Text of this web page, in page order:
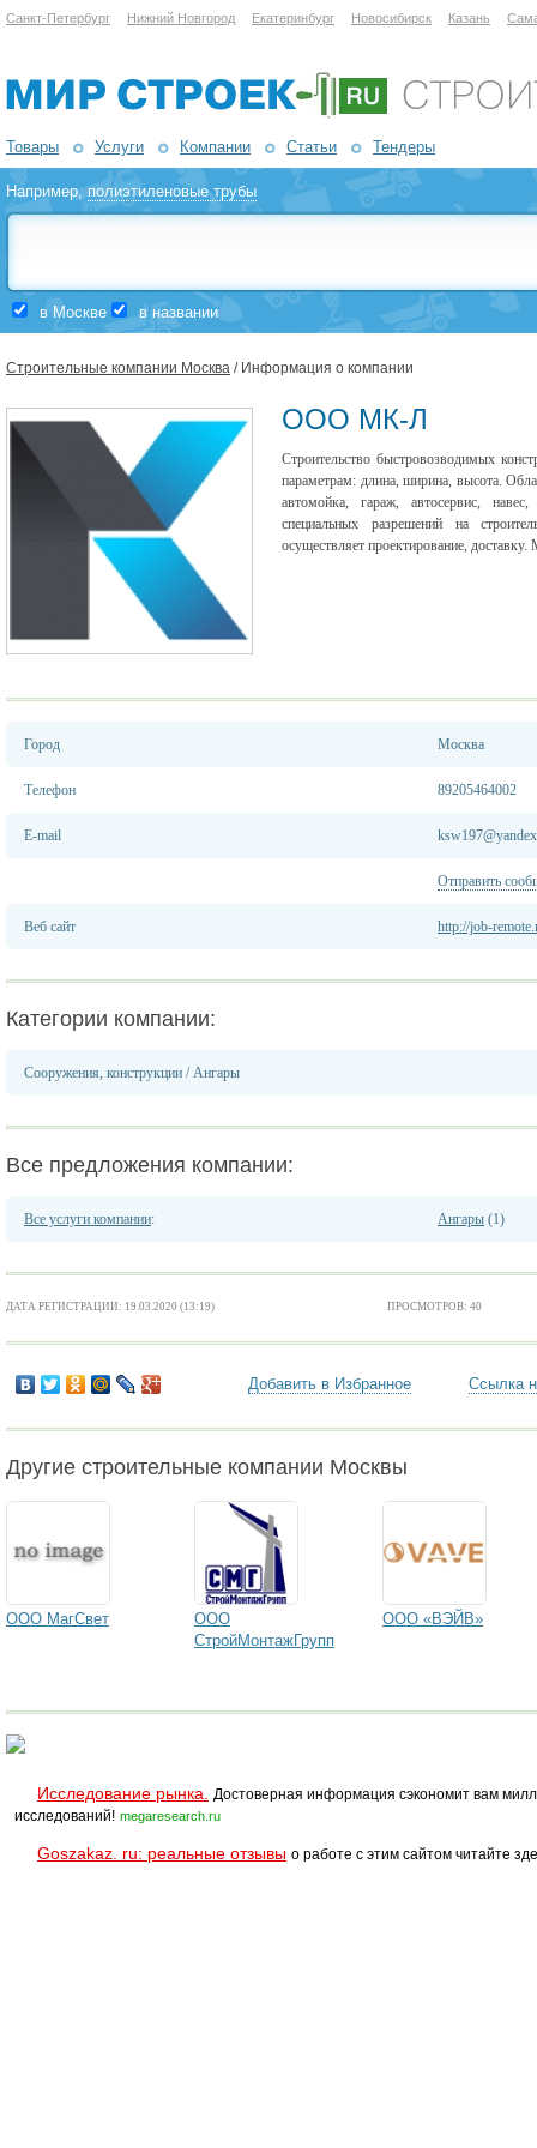
Санкт-Петербург Нижний Новгород Екатеринбург Новосибирск Казань
Товары Услуги Компании Статьи Тендеры
Например,полиэтиленовые трубы
в Москве в названии
Строительные компании Москва / Информация о компании
ООО МК-Л
Строительство быстровозводимых
параметрам: длина, ширина, высота.
автомойка, гараж, автосервис,
специальных разрешений на
осуществляет проектирование,
Город Москва
Телефон 89205464002
E-mail
Отправить
Веб сайт http://job-
Категории компании:
Сооружения, конструкции /Ангары
Все предложения компании:
Все услуги компании: Ангары (1)
ДАТА РЕГИСТРАЦИИ: 19.03.2020 (13:19) ПРОСМОТРОВ: 40
Добавить в Избранное Ссылка
Другие строительные компании Москвы
ООО МагСвет
ООО
СтройМонтажГрупп
ООО «ВЭЙВ»
Исследование рынка.
Достоверная информация сэкономит вам
исследований! megaresearch.ru
Goszakaz. ru: реальные отзывы о работе с этим сайтом читайте